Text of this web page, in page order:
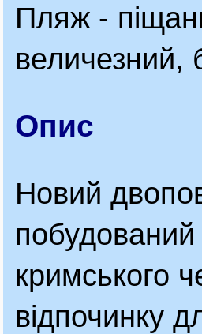
Пляж -
величезний,
Опис
Новий
побудований
кримського
відпочинку